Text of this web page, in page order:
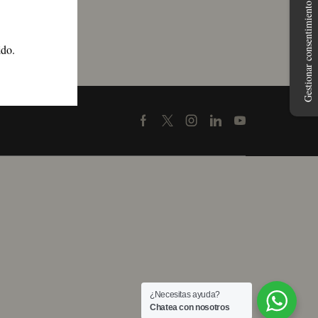
FacebookTwitterInstagram
LinkedinYoutube
Gestionar consentimiento
¿Necesitas ayuda?
Chatea con nosotros